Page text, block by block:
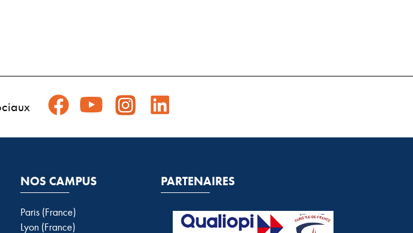
NOS CAMPUS
Paris (France)
Lyon (France)
PARTENAIRES